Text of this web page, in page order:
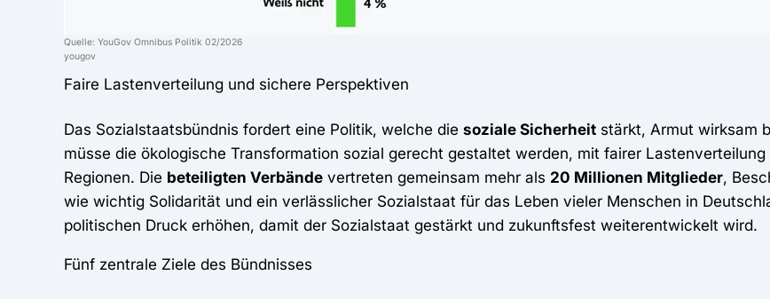
Quelle: YouGov Omnibus Politik 02/2026
yougov
Faire Lastenverteilung und sichere Perspektiven
Das Sozialstaatsbündnis fordert eine Politik, welche die soziale Sicherheit stärkt, Armut wirksam
müsse die ökologische Transformation sozial gerecht gestaltet werden, mit fairer
Regionen. Die beteiligten Verbände vertreten gemeinsam mehr als 20 Millionen Mitglieder,
wie wichtig Solidarität und ein verlässlicher Sozialstaat für das Leben vieler Menschen in
politischen Druck erhöhen, damit der Sozialstaat gestärkt und zukunftsfest weiterentwickelt wird.
Fünf zentrale Ziele des Bündnisses